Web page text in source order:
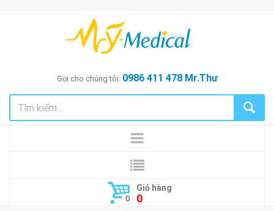
Gọi cho chúng tôi: 0986 411 478 Mr.Thư
Giỏ hàng
0